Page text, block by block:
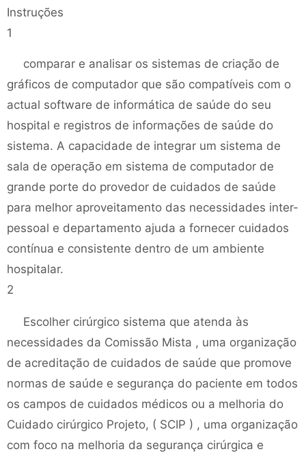
Instruções
1
comparar e analisar os sistemas de criação de
gráficos de computador que são compatíveis com o
actual software de informática de saúde do seu
hospital e registros de informações de saúde do
sistema. A capacidade de integrar um sistema de
sala de operação em sistema de computador de
grande porte do provedor de cuidados de saúde
para melhor aproveitamento das necessidades inter-
pessoal e departamento ajuda a fornecer cuidados
contínua e consistente dentro de um ambiente
hospitalar.
2
Escolher cirúrgico sistema que atenda às
necessidades da Comissão Mista , uma organização
de acreditação de cuidados de saúde que promove
normas de saúde e segurança do paciente em todos
os campos de cuidados médicos ou a melhoria do
Cuidado cirúrgico Projeto, ( SCIP ) , uma organização
com foco na melhoria da segurança cirúrgica e